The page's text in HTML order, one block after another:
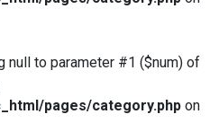
null to parameter #1 ($num) of
pages/category.php on